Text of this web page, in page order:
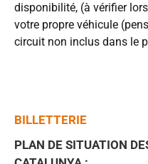
disponibilité, (à vérifier
votre propre véhicule
circuit non inclus dans le
BILLETTERIE
PLAN DE SITUATION